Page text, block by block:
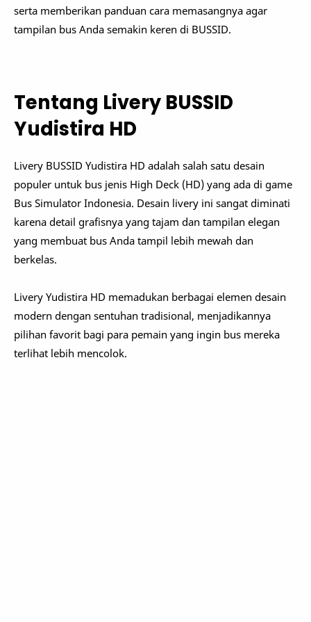
serta memberikan panduan cara memasangnya agar
tampilan bus Anda semakin keren di BUSSID.
Tentang Livery BUSSID
Yudistira HD
Livery BUSSID Yudistira HD adalah salah satu desain
populer untuk bus jenis High Deck (HD) yang ada di game
Bus Simulator Indonesia. Desain livery ini sangat diminati
karena detail grafisnya yang tajam dan tampilan elegan
yang membuat bus Anda tampil lebih mewah dan
berkelas.
Livery Yudistira HD memadukan berbagai elemen desain
modern dengan sentuhan tradisional, menjadikannya
pilihan favorit bagi para pemain yang ingin bus mereka
terlihat lebih mencolok.